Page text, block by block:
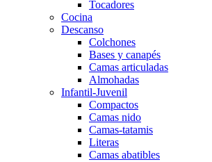
Tocadores
Cocina
Descanso
Colchones
Bases y canapés
Camas articuladas
Almohadas
Infantil-Juvenil
Compactos
Camas nido
Camas-tatamis
Literas
Camas abatibles